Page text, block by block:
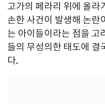
고가의 페라리 위에 올라
손한 사건이 발생해 논란
는 아이들이라는 점을 고
들의 무성의한 태도에 결
다.